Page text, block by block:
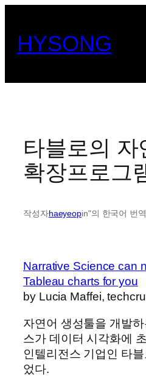
HYSONG
타블로의 자
확장프로그
작성자haeyeopin"의 한국어 번
Narrative Science can
Tableau charts for you
by Lucia Maffei,
자연어 생성툴을 개발
스가 데이터 시각화에
인텔리전스 기업인 타
었다.